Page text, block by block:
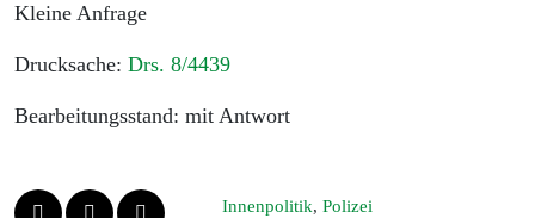
Kleine Anfrage
Drucksache: Drs. 8/4439
Bearbeitungsstand: mit Antwort
Innenpolitik, Polizei